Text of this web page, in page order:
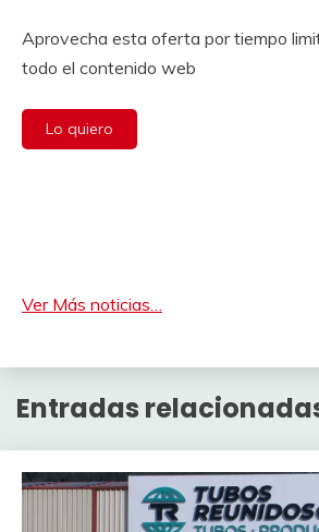
Aprovecha esta oferta por tiempo
todo el contenido web
Lo quiero
Ver Más noticias…
Entradas